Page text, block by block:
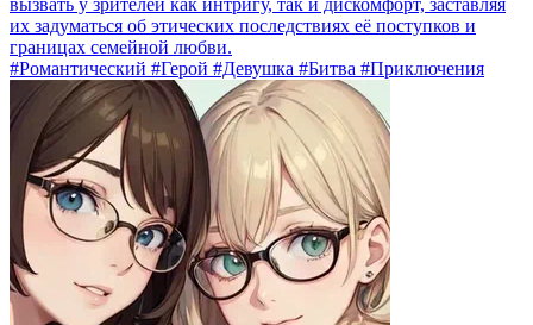
их задуматься об этических последствиях её поступков и
границах семейной любви.
#Романтический #Герой #Девушка #Битва #Приключения